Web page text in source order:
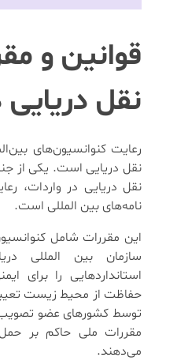
قوانین و
نقل دریایی
رعایت کنوانسیون‌های
نقل دریایی است. یکی از
نقل دریایی در واردات،
نامه‌های بین المللی است.
این مقررات شامل
استانداردهایی را برای
حفاظت از محیط زیست
توسط کشورهای عضو
مقررات ملی حاکم بر
می‌دهند.